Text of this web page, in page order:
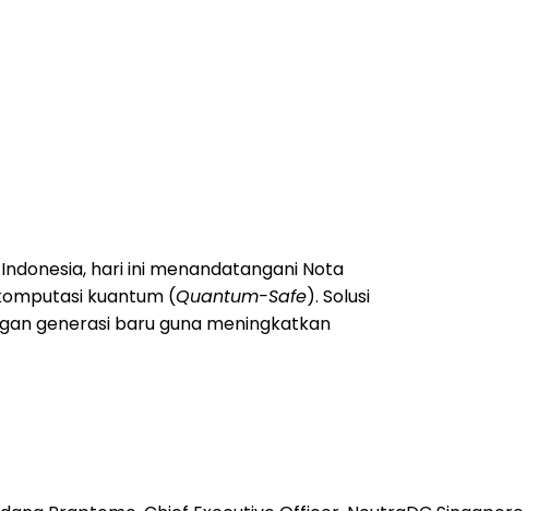
hari ini menandatangani Nota
kuantum (Quantum-Safe). Solusi
generasi baru guna meningkatkan